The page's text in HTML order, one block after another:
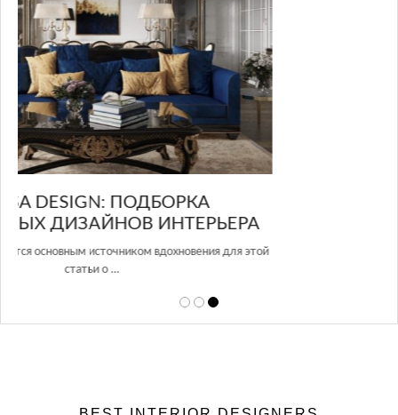
GLAZOV DESIGN GROUP – УНИКАЛЬНЫЙ
ПОДХОД К ДИЗАЙНУ
Glazov Design Group- это одна из лучших студий дизайна интерьера